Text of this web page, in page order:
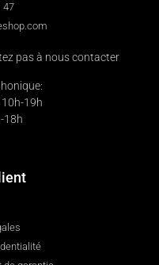
47
pas à nous contacter
19h
18h